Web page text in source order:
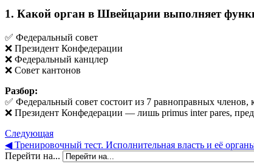
1. Какой орган в Швейцарии выполняет
✅ Федеральный совет
❌ Президент Конфедерации
❌ Федеральный канцлер
❌ Совет кантонов
Разбор:
✅ Федеральный совет состоит из 7 равноправных членов,
❌ Президент Конфедерации — лишь primus inter pares,
Следующая
◀︎ Тренировочный тест. Исполнительная власть и её
Перейти на...